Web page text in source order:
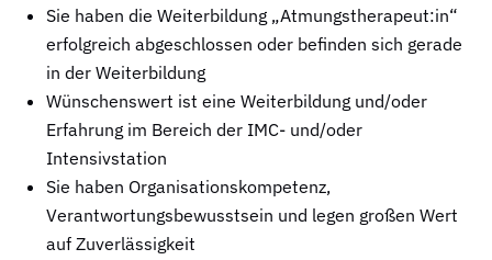
Sie haben die Weiterbildung „Atmungstherapeut:in“
erfolgreich abgeschlossen oder befinden sich gerade
in der Weiterbildung
Wünschenswert ist eine Weiterbildung und/oder
Erfahrung im Bereich der IMC- und/oder
Intensivstation
Sie haben Organisationskompetenz,
Verantwortungsbewusstsein und legen großen Wert
auf Zuverlässigkeit